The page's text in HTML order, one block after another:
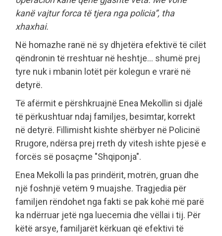
kanë vajtur forca të tjera nga policia”, tha
xhaxhai.
Në homazhe ranë në sy dhjetëra efektivë të cilët
qëndronin të rreshtuar në heshtje... shumë prej
tyre nuk i mbanin lotët për kolegun e vrarë në
detyrë.
Të afërmit e përshkruajnë Enea Mekollin si djalë
të përkushtuar ndaj familjes, besimtar, korrekt
në detyrë. Fillimisht kishte shërbyer në Policinë
Rrugore, ndërsa prej rreth dy vitesh ishte pjesë e
forcës së posaçme "Shqiponja".
Enea Mekolli la pas prindërit, motrën, gruan dhe
një foshnjë vetëm 9 muajshe. Tragjedia për
familjen rëndohet nga fakti se pak kohë më parë
ka ndërruar jetë nga luecemia dhe vëllai i tij. Për
këtë arsye, familjarët kërkuan që efektivi të